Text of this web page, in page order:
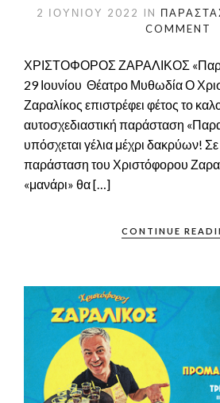
2 ΙΟΥΝΊΟΥ 2022 IN
COMMENT
ΧΡΙΣΤΟΦΟΡΟΣ ΖΑΡΑΛΙΚΟΣ
29 Ιουνίου Θέατρο Μυθωδία Ο
Ζαραλίκος επιστρέφει φέτος το
αυτοσχεδιαστική παράσταση
υπόσχεται γέλια μέχρι δακρύων!
παράσταση του Χριστόφορου
«μανάρι» θα […]
CONTINUE